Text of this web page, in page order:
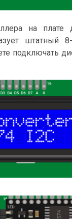
на плате
штатный
подключать